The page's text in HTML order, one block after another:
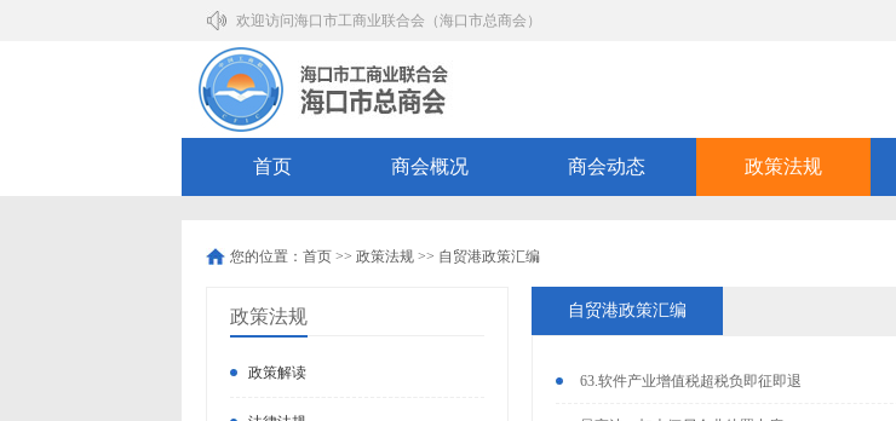
欢迎访问海口市工商业联合会（海口市总商会）
首页 商会概况 商会动态 政策法规
您的位置： 首页 >> 政策法规 >> 自贸港政策汇编
政策法规
政策解读
自贸港政策汇编
63.软件产业增值税超税负即征即退